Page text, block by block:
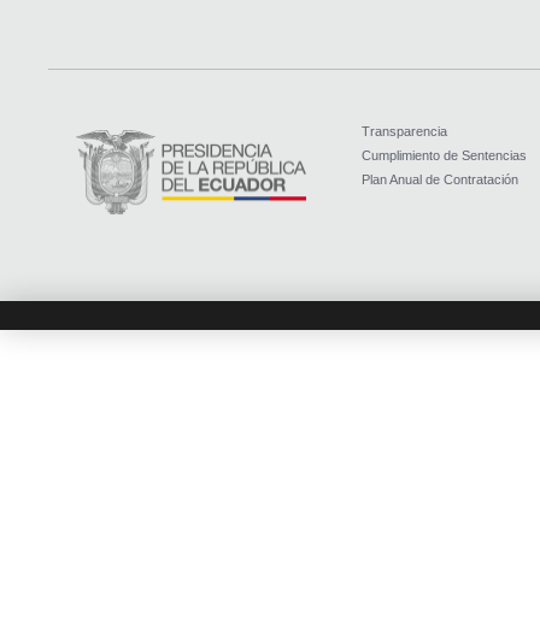
Transparencia
Cumplimiento de Sentencias
Plan Anual de Contratación